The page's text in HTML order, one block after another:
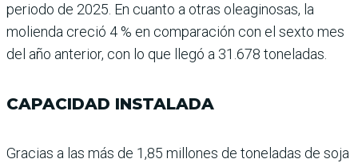
periodo de 2025. En cuanto a otras oleaginosas, la
molienda creció 4 % en comparación con el sexto mes
del año anterior, con lo que llegó a 31.678 toneladas.
CAPACIDAD INSTALADA
Gracias a las más de 1,85 millones de toneladas de soja